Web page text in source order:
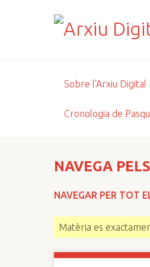
Sobre l'Arxiu Digital
Cronologia de
NAVEGA
NAVEGAR PER TOT
Matèria es